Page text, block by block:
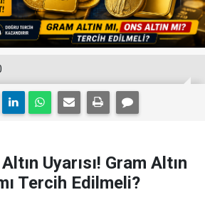
Uyarısı! Gram Altın
Tercih Edilmeli?